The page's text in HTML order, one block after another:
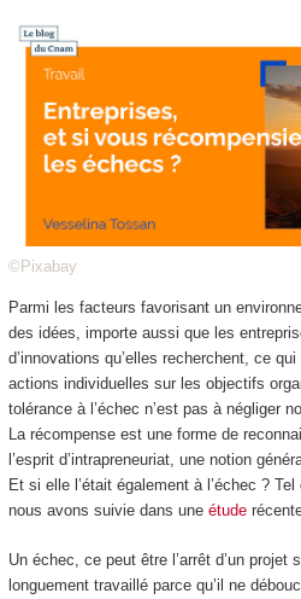
©Pixabay
Parmi les facteurs favorisant un
des idées, importe aussi que les
d’innovations qu’elles recherchent, ce
actions individuelles sur les objectifs
tolérance à l’échec n’est pas à négliger
La récompense est une forme de
l’esprit d’intrapreneuriat, une notion
Et si elle l’était également à l’échec ?
nous avons suivie dans une étude
Un échec, ce peut être l’arrêt d’un projet
longuement travaillé parce qu’il ne